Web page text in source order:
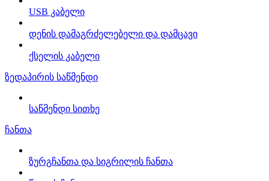
USB კაბელი
დენის დამაგრძელებელი და დამცავი
ქსელის კაბელი
ზედაპირის საწმენდი
საწმენდი სითხე
ჩანთა
ზურგჩანთა და სიგრილის ჩანთა